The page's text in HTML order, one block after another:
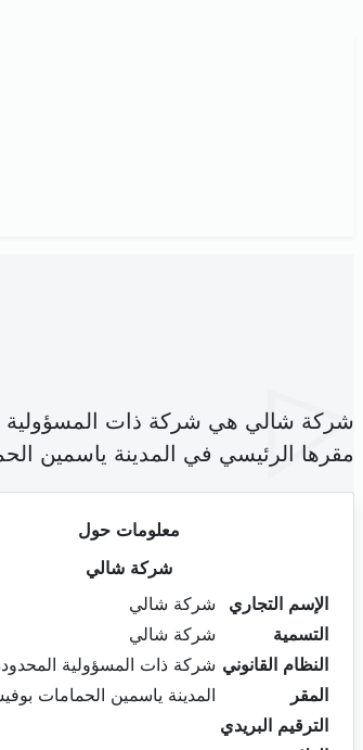
شركة شالي هي شركة ذات المسؤولية
مقرها الرئيسي في المدينة ياسمين
معلومات حول
شركة شالي
الإسم التجاري
شركة شالي
التسمية
شركة شالي
النظام القانوني شركة ذات المسؤولية
المقر
المدينة ياسمين الحمامات
الترقيم البريدي